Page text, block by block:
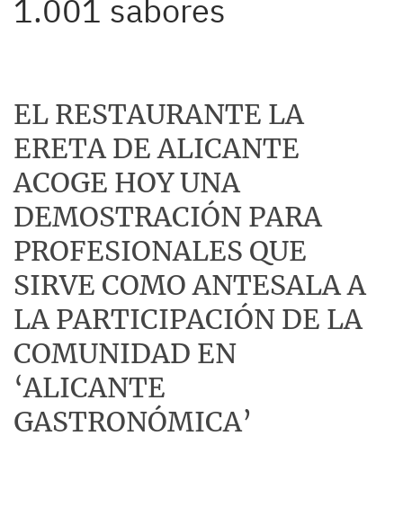
1.001 sabores
EL RESTAURANTE LA
ERETA DE ALICANTE
ACOGE HOY UNA
DEMOSTRACIÓN PARA
PROFESIONALES QUE
SIRVE COMO ANTESALA A
LA PARTICIPACIÓN DE LA
COMUNIDAD EN
‘ALICANTE
GASTRONÓMICA’